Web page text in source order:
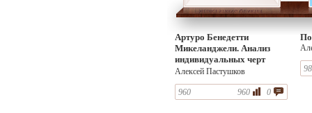
Артуро Бенедетти
Микеланджели. Анализ
индивидуальных черт
мастерства
Алексей Пастушков
960 0
960